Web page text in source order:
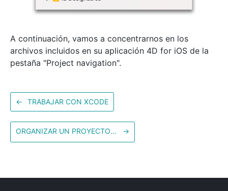
A continuación, vamos a concentrarnos en los
archivos incluidos en su aplicación 4D for iOS de la
pestaña "Project navigation".
← TRABAJAR CON XCODE
ORGANIZAR UN PROYECTO 4D FOR IOS →